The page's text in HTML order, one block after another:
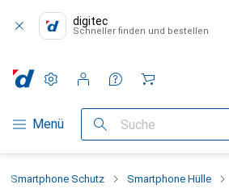
digitec
Schneller finden und bestellen
Navigation nach Kategorien
Menü Suche
Einstellungen
Kundenkonto
Vergleichslisten
Merklisten
Warenkorb
Smartphone Schutz Smartphone Hülle